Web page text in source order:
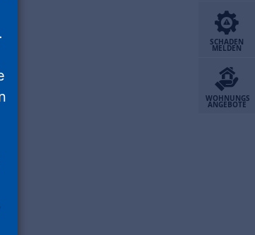
SCHADEN
MELDEN
WOHNUNGS
ANGEBOTE
.